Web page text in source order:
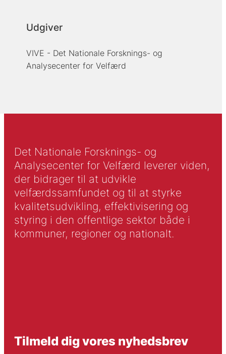
Udgiver
VIVE - Det Nationale Forsknings- og
Analysecenter for Velfærd
Det Nationale Forsknings- og
Analysecenter for Velfærd leverer viden,
der bidrager til at udvikle
velfærdssamfundet og til at styrke
kvalitetsudvikling, effektivisering og
styring i den offentlige sektor både i
kommuner, regioner og nationalt.
Tilmeld dig vores nyhedsbrev